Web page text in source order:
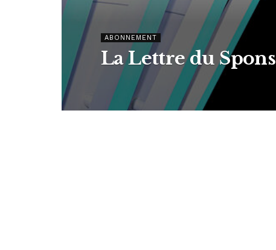
ABONNEMENT
La Lettre du